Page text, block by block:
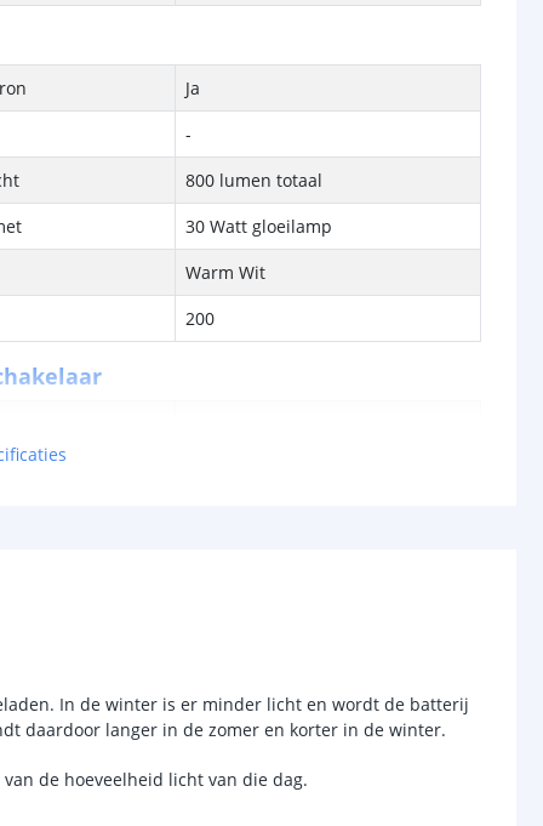
Ja
-
800 lumen totaal
30 Watt gloeilamp
Warm Wit
200
8
In de winter is er minder licht en wordt de batterij
daardoor langer in de zomer en korter in de winter.
de hoeveelheid licht van die dag.